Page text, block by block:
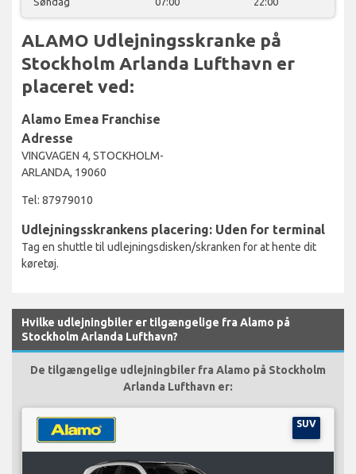
ALAMO Udlejningsskranke på
Stockholm Arlanda Lufthavn er
placeret ved:
Alamo Emea Franchise
Adresse
VINGVAGEN 4, STOCKHOLM-
ARLANDA, 19060
Tel: 87979010
Udlejningsskrankens placering: Uden for terminal
Tag en shuttle til udlejningsdisken/skranken for at hente dit
køretøj.
Hvilke udlejningbiler er tilgængelige fra Alamo på
Stockholm Arlanda Lufthavn?
De tilgængelige udlejningbiler fra Alamo på Stockholm
Arlanda Lufthavn er:
SUV